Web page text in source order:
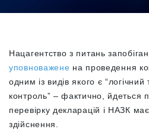
Нацагентство з питань
уповноважене на проведення
одним із видів якого є
контроль” – фактично, йдеться
перевірку декларацій і НАЗК
здійснення.